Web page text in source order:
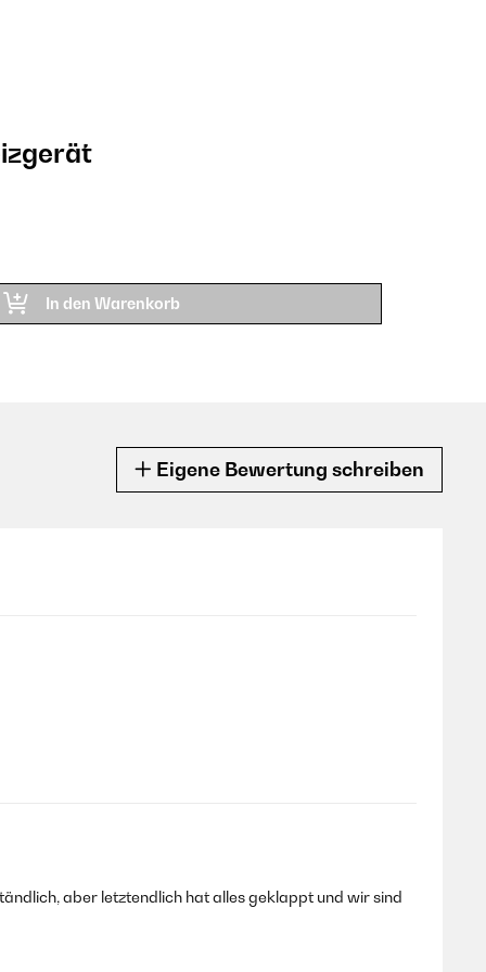
In den Warenkorb
Eigene Bewertung schreiben
aber letztendlich hat alles geklappt und wir sind